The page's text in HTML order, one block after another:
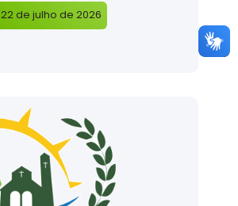
22 de julho de 2026